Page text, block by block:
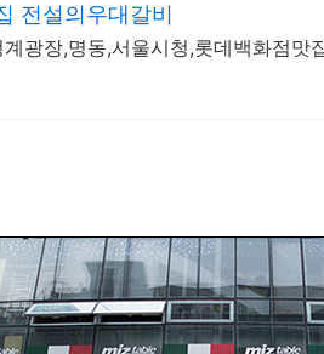
전설의우대갈비
광장,명동,서울시청,롯데백화점맛